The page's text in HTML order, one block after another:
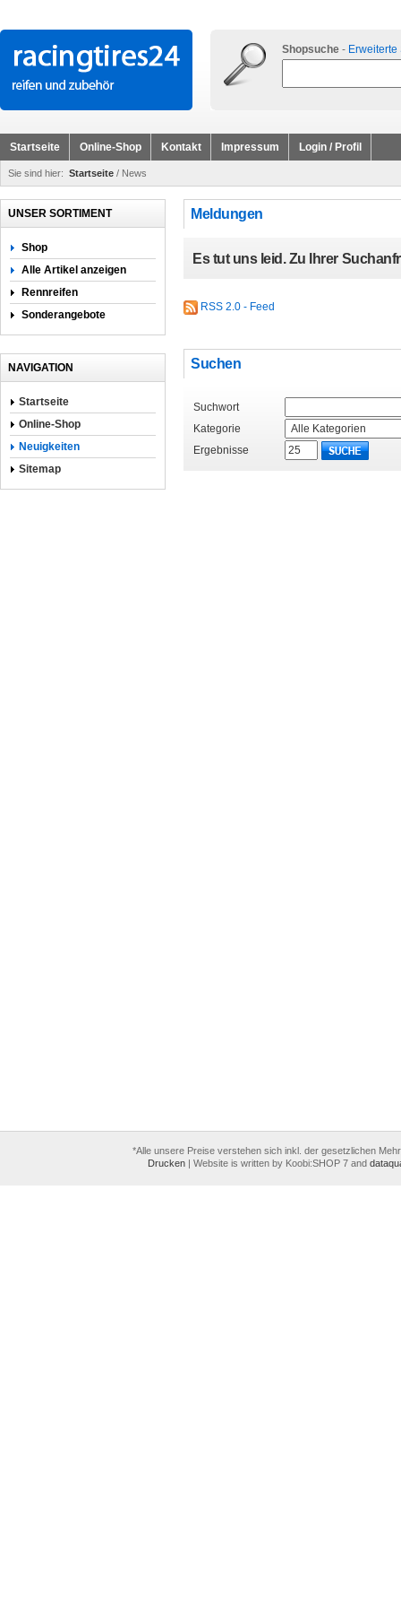
Shopsuche - Erweiterte
Startseite Online-Shop Kontakt Impressum Login / Profil
Sie sind hier: Startseite / News
UNSER SORTIMENT
Shop
Alle Artikel anzeigen
Rennreifen
Sonderangebote
NAVIGATION
Startseite
Online-Shop
Neuigkeiten
Sitemap
Meldungen
Es tut uns leid. Zu Ihrer
RSS 2.0 - Feed
Suchen
Suchwort
Kategorie
Ergebnisse
*Alle unsere Preise verstehen sich inkl. der gesetzlichen
Drucken | Website is written by Koobi:SHOP 7 and